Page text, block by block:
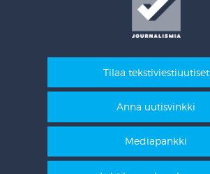
Tilaa tekstiviestiuutiset
Anna uutisvinkki
Mediapankki